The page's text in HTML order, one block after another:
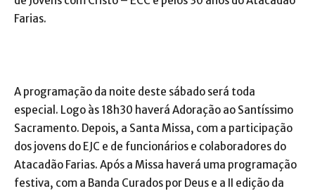
Farias.
A programação da noite deste sábado será toda
especial. Logo às 18h30 haverá Adoração ao Santíssimo
Sacramento. Depois, a Santa Missa, com a participação
dos jovens do EJC e de funcionários e colaboradores do
Atacadão Farias. Após a Missa haverá uma programação
festiva, com a Banda Curados por Deus e a II edição da